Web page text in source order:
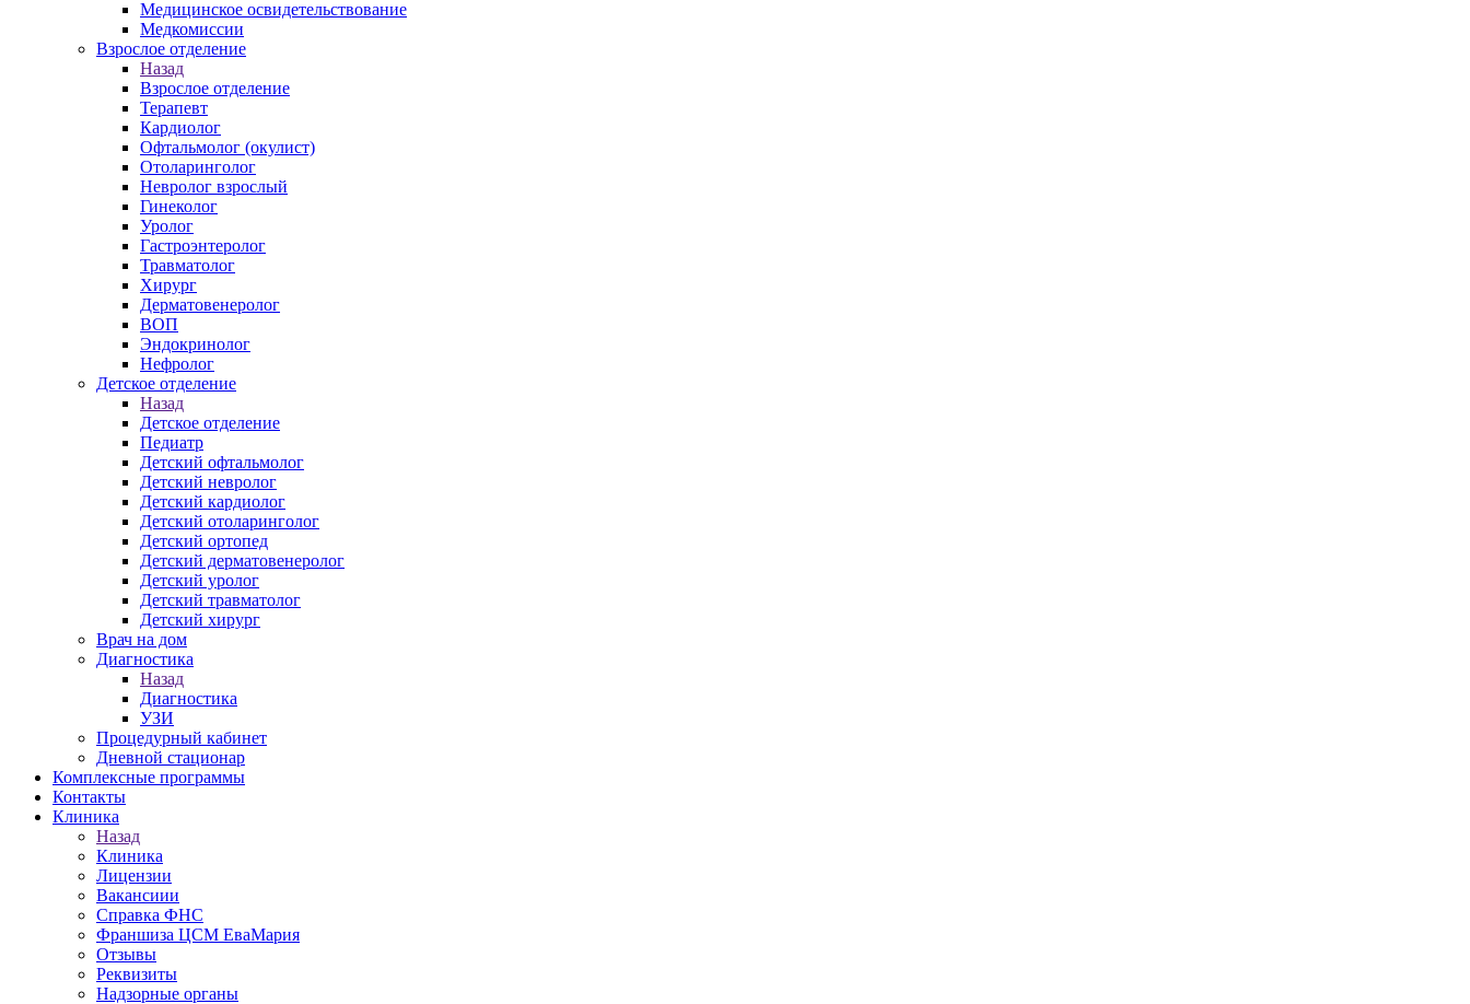
Ме­дицин­ское ос­ви­детель­ство­вание
Медкомиссии
Взрослое отделение
Назад
Взрослое отделение
Терапевт
Кардиолог
Офтальмолог (окулист)
Отоларинголог
Невролог взрослый
Гинеколог
Уролог
Гастроэнтеролог
Травматолог
Хирург
Дерматовенеролог
ВОП
Эндокринолог
Нефролог
Детское отделение
Назад
Детское отделение
Педиатр
Детский офтальмолог
Детский невролог
Детский кардиолог
Детский отоларинголог
Детский ортопед
Детский дерматовенеролог
Детский уролог
Детский травматолог
Детский хирург
Врач на дом
Диагностика
Назад
Диагностика
УЗИ
Процедурный кабинет
Дневной стационар
Комплексные программы
Контакты
Клиника
Назад
Клиника
Лицензии
Вакансиии
Справка ФНС
Франшиза ЦСМ ЕваМария
Отзывы
Реквизиты
Надзорные органы